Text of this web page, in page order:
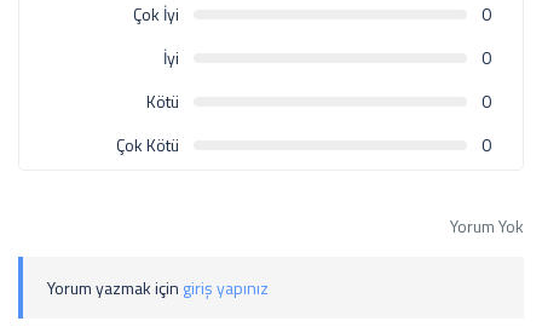
Çok İyi
0
İyi
0
Kötü
0
Çok Kötü
0
Yorum Yok
Yorum yazmak için giriş yapınız